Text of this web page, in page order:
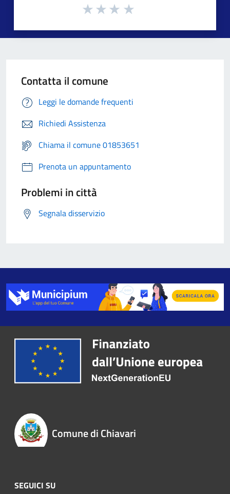
Contatta il comune
Leggi le domande frequenti
Richiedi Assistenza
Chiama il comune 01853651
Prenota un appuntamento
Problemi in città
Segnala disservizio
Comune di Chiavari
SEGUICI SU